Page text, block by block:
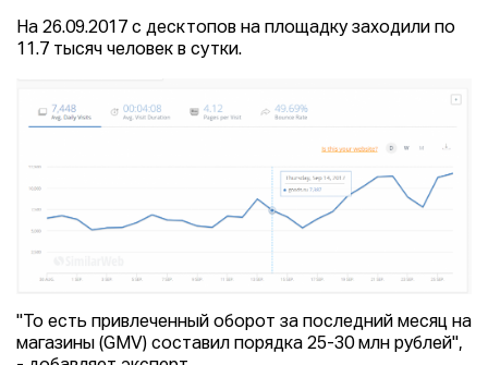
На 26.09.2017 с десктопов на площадку заходили по
11.7 тысяч человек в сутки.
"То есть привлеченный оборот за последний месяц на
магазины (GMV) составил порядка 25-30 млн рублей",